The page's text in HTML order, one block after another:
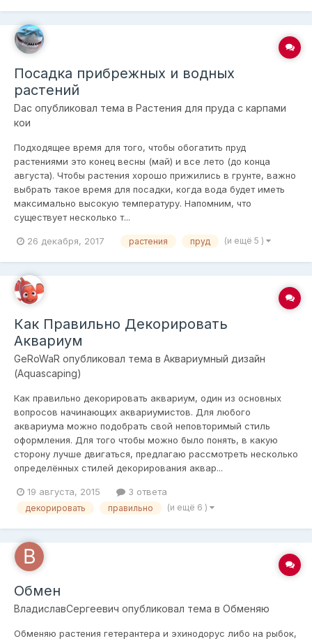
Посадка прибрежных и водных
растений
Dac опубликовал тема в Растения для пруда с карпами
кои
Подходящее время для того, чтобы обогатить пруд
растениями это конец весны (май) и все лето (до конца
августа). Чтобы растения хорошо прижились в грунте, важно
выбрать такое время для посадки, когда вода будет иметь
максимально высокую температуру. Напомним, что
существует несколько т...
26 декабря, 2017 растения пруд (и ещё 5 )
Как Правильно Декорировать
Аквариум
GeRoWaR опубликовал тема в Аквариумный дизайн
(Aquascaping)
Как правильно декорировать аквариум, один из основных
вопросов начинающих аквариумистов. Для любого
аквариума можно подобрать свой неповторимый стиль
оформления. Для того чтобы можно было понять, в какую
сторону лучше двигаться, предлагаю рассмотреть несколько
определённых стилей декорирования аквар...
19 августа, 2015 3 ответа
декорировать правильно (и ещё 6 )
Обмен
ВладиславСергеевич опубликовал тема в Обменяю
Обменяю растения гетерантера и эхинодорус либо на рыбок,